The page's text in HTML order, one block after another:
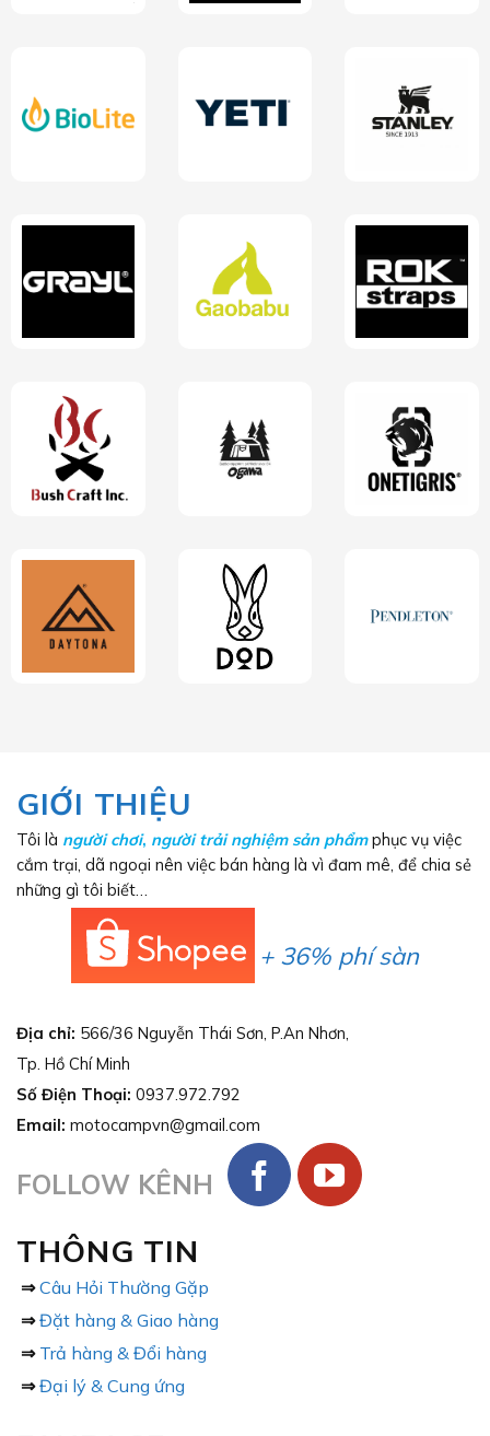
GIỚI THIỆU
Tôi là người chơi, người trải nghiệm sản phẩmphục vụ việc
cắm trại, dã ngoại nên việc bán hàng là vì đam mê, để chia sẻ
những gì tôi biết…
+ 36% phí sàn
Địa chỉ: 566/36 Nguyễn Thái Sơn, P.An Nhơn,
Tp. Hồ Chí Minh
Số Điện Thoại: 0937.972.792
Email: motocampvn@gmail.com
FOLLOW KÊNH
THÔNG TIN
⇒ Câu Hỏi Thường Gặp
⇒ Đặt hàng & Giao hàng
⇒ Trả hàng & Đổi hàng
⇒ Đại lý & Cung ứng